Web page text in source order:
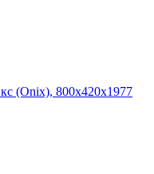
(Onix), 800х420х1977